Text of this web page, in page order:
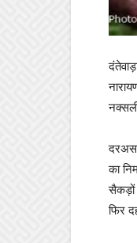
का
सैकड़ों
फिर